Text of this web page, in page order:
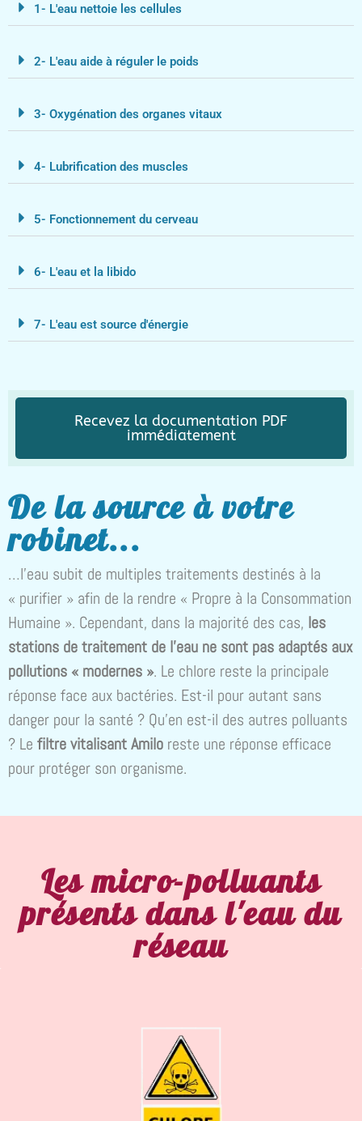
1- L'eau nettoie les cellules
2- L'eau aide à réguler le poids
3- Oxygénation des organes vitaux
4- Lubrification des muscles
5- Fonctionnement du cerveau
6- L'eau et la libido
7- L'eau est source d'énergie
Recevez la documentation PDF
immédiatement
De la source à votre
robinet...
…l’eau subit de multiples traitements destinés à la
« purifier » afin de la rendre « Propre à la Consommation
Humaine ». Cependant, dans la majorité des cas, les
stations de traitement de l’eau ne sont pas adaptés aux
pollutions « modernes ». Le chlore reste la principale
réponse face aux bactéries. Est-il pour autant sans
danger pour la santé ? Qu’en est-il des autres polluants
? Le filtre vitalisant Amilo reste une réponse efficace
pour protéger son organisme.
Les micro-polluants
présents dans l'eau du
réseau